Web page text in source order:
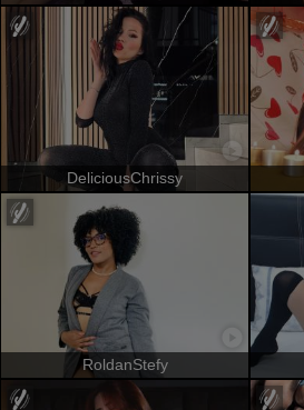
DeliciousChrissy
RoldanStefy